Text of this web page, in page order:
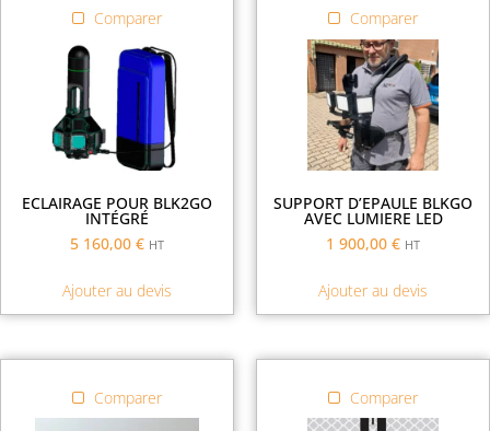
Comparer
ECLAIRAGE POUR BLK2GO
INTÉGRÉ
5 160,00 € HT
Ajouter au devis
Comparer
SUPPORT D’EPAULE BLKGO
AVEC LUMIERE LED
1 900,00 € HT
Ajouter au devis
Comparer Comparer